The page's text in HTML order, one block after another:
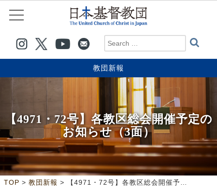
教団新報
【4971・72号】各教区総会開催予定の
お知らせ（3面）
TOP > 教団新報 > 【4971・72号】各教区総会開催予定のお知らせ（3面）